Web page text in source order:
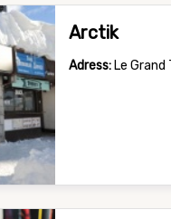
Arctik
Adress:Le